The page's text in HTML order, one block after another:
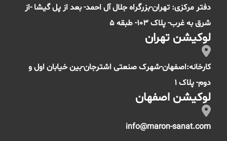
دفتر مرکزی: تهران-بزرگراه جلال آل احمد- بعد از پل گیشا -از
شرق به غرب- پلاک 103- طبقه 5
لوکیشن تهران
کارخانه:اصفهان-شهرک صنعتی اشترجان-بین خیابان اول و
دوم- پلاک 1
لوکیشن اصفهان
info@maron-sanat.com